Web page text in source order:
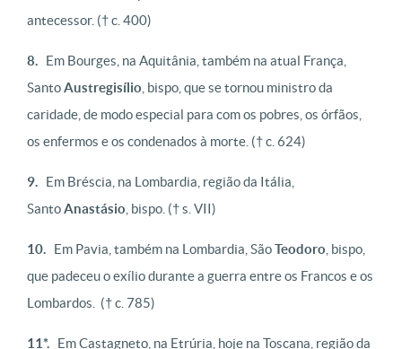
antecessor. († c. 400)
8. Em Bourges, na Aquitânia, também na atual França,
SantoAustregisílio , bispo, que se tornou ministro da
caridade, de modo especial para com os pobres, os órfãos,
os enfermos e os condenados à morte. († c. 624)
9. Em Bréscia, na Lombardia, região da Itália,
SantoAnastásio , bispo. († s. VII)
10. Em Pavia, também na Lombardia, SãoTeodoro , bispo,
que padeceu o exílio durante a guerra entre os Francos e os
Lombardos. († c. 785)
11*. Em Castagneto, na Etrúria, hoje na Toscana, região da